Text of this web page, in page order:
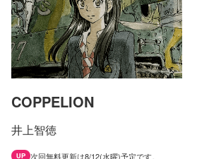
COPPELION
井上智徳
UP 次回無料更新は8/12(水曜)予定です。